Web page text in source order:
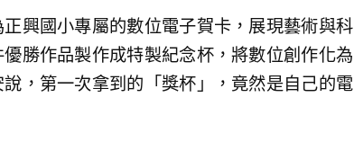
興國小專屬的數位電子賀卡，展現藝術與科
勝作品製作成特製紀念杯，將數位創作化為
，第一次拿到的「獎杯」，竟然是自己的電